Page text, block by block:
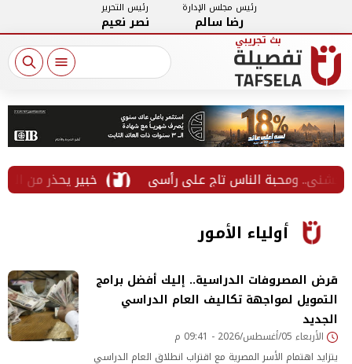
رئيس مجلس الإدارة
رضا سالم
رئيس التحرير
نصر نعيم
خبير يحذر من الخطوط
أولياء الأمور
قرض المصروفات الدراسية.. إليك أفضل برامج
التمويل لمواجهة تكاليف العام الدراسي
الجديد
الأربعاء 05/أغسطس/2026 - 09:41 م
يتزايد اهتمام الأسر المصرية مع اقتراب انطلاق العام الدراسي